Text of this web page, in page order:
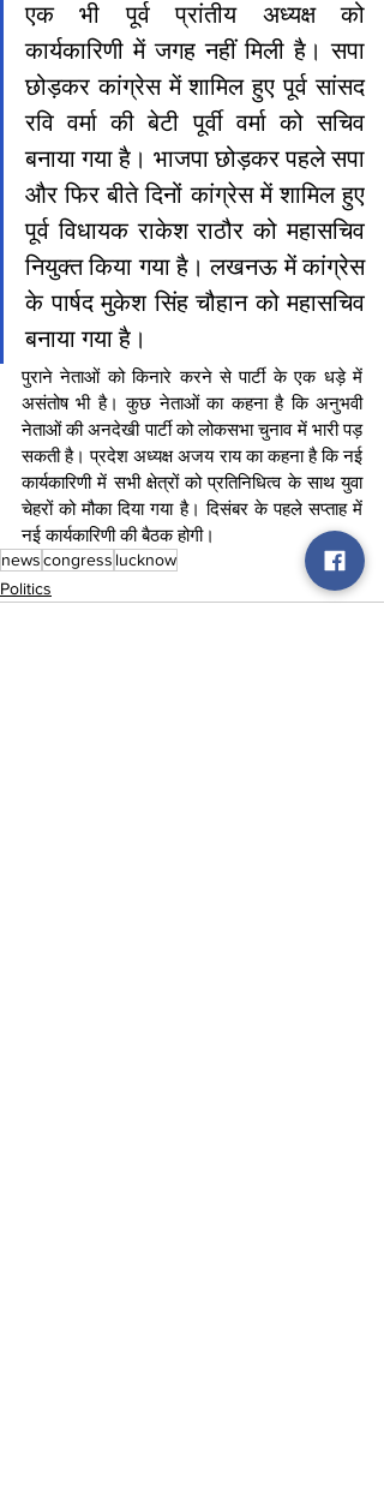
एक भी पूर्व प्रांतीय अध्यक्ष को
कार्यकारिणी में जगह नहीं मिली है। सपा
छोड़कर कांग्रेस में शामिल हुए पूर्व सांसद
रवि वर्मा की बेटी पूर्वी वर्मा को सचिव
बनाया गया है। भाजपा छोड़कर पहले सपा
और फिर बीते दिनों कांग्रेस में शामिल हुए
पूर्व विधायक राकेश राठौर को महासचिव
नियुक्त किया गया है। लखनऊ में कांग्रेस
के पार्षद मुकेश सिंह चौहान को महासचिव
बनाया गया है।
पुराने नेताओं को किनारे करने से पार्टी के एक धड़े में
असंतोष भी है। कुछ नेताओं का कहना है कि अनुभवी
नेताओं की अनदेखी पार्टी को लोकसभा चुनाव में भारी पड़
सकती है। प्रदेश अध्यक्ष अजय राय का कहना है कि नई
कार्यकारिणी में सभी क्षेत्रों को प्रतिनिधित्व के साथ युवा
चेहरों को मौका दिया गया है। दिसंबर के पहले सप्ताह में
नई कार्यकारिणी की बैठक होगी।
newscongress lucknow
Politics